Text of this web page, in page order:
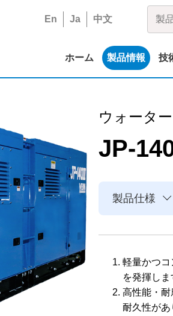
ホーム 製品情報 技
En Ja 中文
ウォータ
JP-
製品仕様
軽量かつコ
を発揮しま
高性能・
耐久性があ